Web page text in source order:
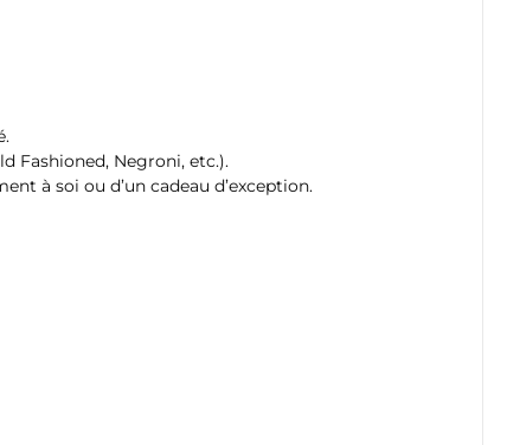
Fashioned, Negroni, etc.).
à soi ou d’un cadeau d’exception.